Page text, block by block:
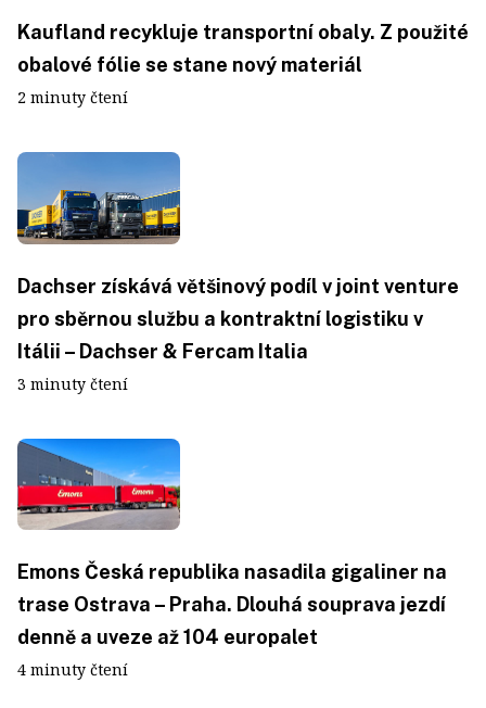
Kaufland recykluje transportní obaly. Z použité
obalové fólie se stane nový materiál
2 minuty čtení
Dachser získává většinový podíl v joint venture
pro sběrnou službu a kontraktní logistiku v
Itálii – Dachser & Fercam Italia
3 minuty čtení
Emons Česká republika nasadila gigaliner na
trase Ostrava – Praha. Dlouhá souprava jezdí
denně a uveze až 104 europalet
4 minuty čtení